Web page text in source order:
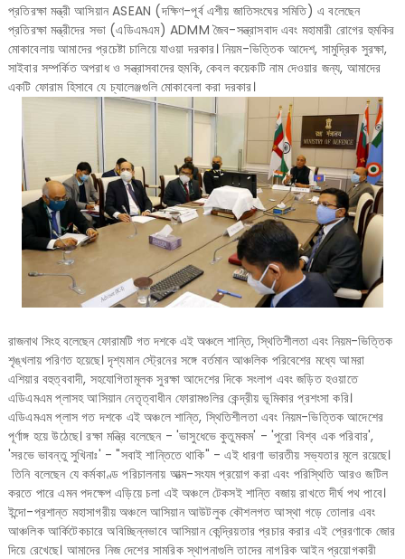
প্রতিরক্ষা মন্ত্রী আসিয়ান ASEAN (দক্ষিণ-পূর্ব এশীয় জাতিসংঘের সমিতি) এ বলেছেন
প্রতিরক্ষা মন্ত্রীদের সভা (এডিএমএম) ADMMজৈব-সন্ত্রাসবাদ এবং মহামারী রোগের হুমকির
মোকাবেলায় আমাদের প্রচেষ্টা চালিয়ে যাওয়া দরকার। নিয়ম-ভিত্তিক আদেশ, সামুদ্রিক সুরক্ষা,
সাইবার সম্পর্কিত অপরাধ ও সন্ত্রাসবাদের হুমকি, কেবল কয়েকটি নাম দেওয়ার জন্য, আমাদের
একটি ফোরাম হিসাবে যে চ্যালেঞ্জগুলি মোকাবেলা করা দরকার।
রাজনাথ সিংহ বলেছেন ফোরামটি গত দশকে এই অঞ্চলে শান্তি, স্থিতিশীলতা এবং নিয়ম-ভিত্তিক
শৃঙ্খলায় পরিণত হয়েছে।দৃশ্যমান স্ট্রেনের সঙ্গে বর্তমান আঞ্চলিক পরিবেশের মধ্যে আমরা
এশিয়ার বহুত্ববাদী, সহযোগিতামূলক সুরক্ষা আদেশের দিকে সংলাপ এবং জড়িত হওয়াতে
এডিএমএম প্লাসহ আসিয়ান নেতৃত্বাধীন ফোরামগুলির কেন্দ্রীয় ভূমিকার প্রশংসা করি।
এডিএমএম প্লাস গত দশকে এই অঞ্চলে শান্তি, স্থিতিশীলতা এবং নিয়ম-ভিত্তিক আদেশের
পূর্ণাঙ্গ হয়ে উঠেছে। রক্ষা মন্ত্রি বলেছেন - 'ভাসুধেভে কুতুমকম' - 'পুরো বিশ্ব এক পরিবার',
'সরভে ভাবন্তু সুখিনাঃ' - "সবাই শান্তিতে থাকি" - এই ধারণা ভারতীয় সভ্যতার মূলে রয়েছে।
তিনি বলেছেন যে কর্মকাণ্ড পরিচালনায় আত্ম-সংযম প্রয়োগ করা এবং পরিস্থিতি আরও জটিল
করতে পারে এমন পদক্ষেপ এড়িয়ে চলা এই অঞ্চলে টেকসই শান্তি বজায় রাখতে দীর্ঘ পথ পাবে।
ইন্দো-প্রশান্ত মহাসাগরীয় অঞ্চলে আসিয়ান আউটলুক কৌশলগত আস্থা গড়ে তোলার এবং
আঞ্চলিক আর্কিটেকচারে অবিচ্ছিন্নভাবে আসিয়ান কেন্দ্রিয়তার প্রচার করার এই প্রেরণাকে জোর
দিয়ে রেখেছে। আমাদের নিজ দেশের সামরিক স্থাপনাগুলি তাদের নাগরিক আইন প্রয়োগকারী